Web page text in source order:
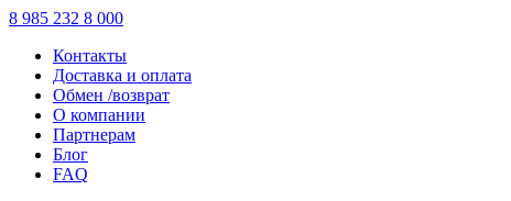
8 985 232 8 000
Контакты
Доставка и оплата
Обмен /возврат
О компании
Партнерам
Блог
FAQ